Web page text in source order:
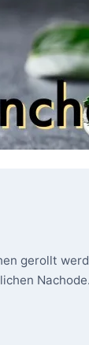
gerollt
Nachode.